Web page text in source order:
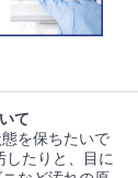
て
を保ちたいで
したりと、目に